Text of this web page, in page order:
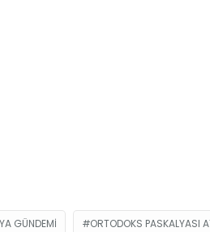
GÜNDEMI ORTODOKS PASKALYASI